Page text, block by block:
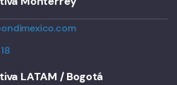
LATAM / Bogotá